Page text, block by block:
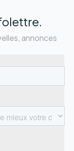
annonces